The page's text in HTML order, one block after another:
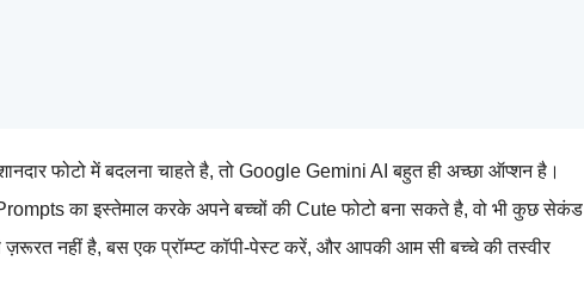
फोटो में बदलना चाहते है, तो Google Gemini AI बहुत ही अच्छा ऑप्शन है।
का इस्तेमाल करके अपने बच्चों की Cute फोटो बना सकते है, वो भी कुछ सेकंड
ज़रूरत नहीं है, बस एक प्रॉम्प्ट कॉपी-पेस्ट करें, और आपकी आम सी बच्चे की तस्वीर